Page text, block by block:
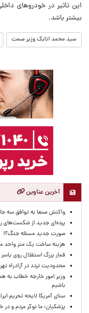
این تاثیر در خودروهای
بیشتر باشد.
سید محمد اتابک وزیر صمت
آخرین عناوین
واکنش صنعا به توافق سه
پرده‌ای جدید از شکست‌های
صورت جدید مسئله جنگ؟!
هزینه ساخت یک متر واحد
قمار بزرگ استقلال روی
محدودیت تردد در آزادراه تهران کرج
وزیر امور خارجه خطاب به
باشیم
سنای آمریکا لایحه تحریم
پزشکیان: ما نوکر مردم و